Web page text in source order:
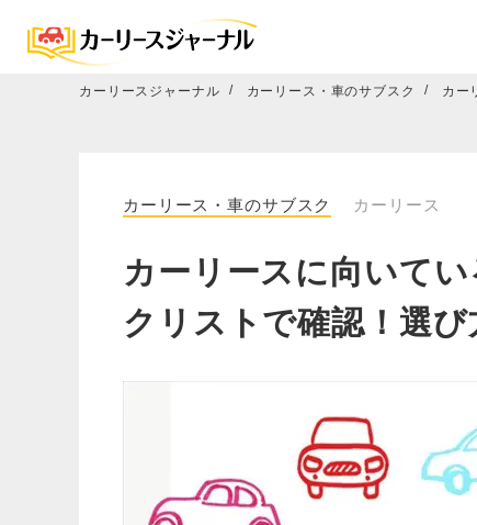
カーリースジャーナル カーリース・車のサブスク カー
カーリース・車のサブスク カーリース
カーリースに向いて
クリストで確認！選